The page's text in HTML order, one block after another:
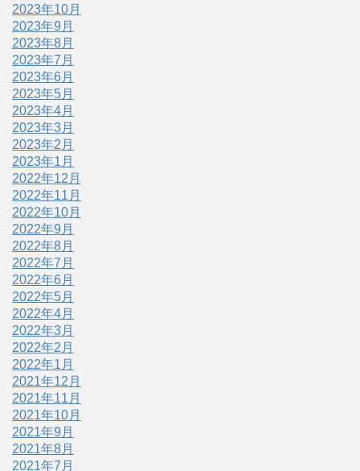
2023年10月
2023年9月
2023年8月
2023年7月
2023年6月
2023年5月
2023年4月
2023年3月
2023年2月
2023年1月
2022年12月
2022年11月
2022年10月
2022年9月
2022年8月
2022年7月
2022年6月
2022年5月
2022年4月
2022年3月
2022年2月
2022年1月
2021年12月
2021年11月
2021年10月
2021年9月
2021年8月
2021年7月